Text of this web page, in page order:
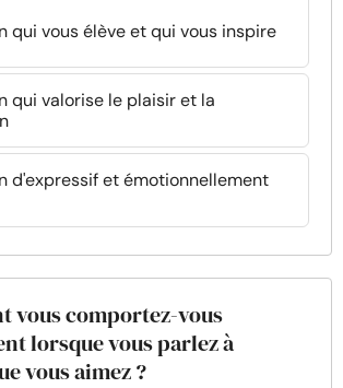
qui vous élève et qui vous inspire
qui valorise le plaisir et la
d'expressif et émotionnellement
vous comportez-vous
lorsque vous parlez à
vous aimez ?